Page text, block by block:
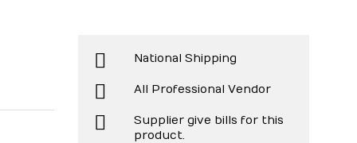
National Shipping
All Professional Vendor
Supplier give bills for this
product.